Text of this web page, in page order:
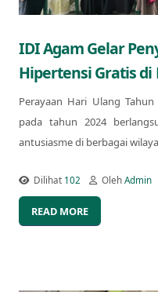
IDI Agam Gelar
Hipertensi Gratis di
Perayaan Hari Ulang
pada tahun 2024
antusiasme di berbagai
Dilihat 102 OlehAdmin
READ MORE